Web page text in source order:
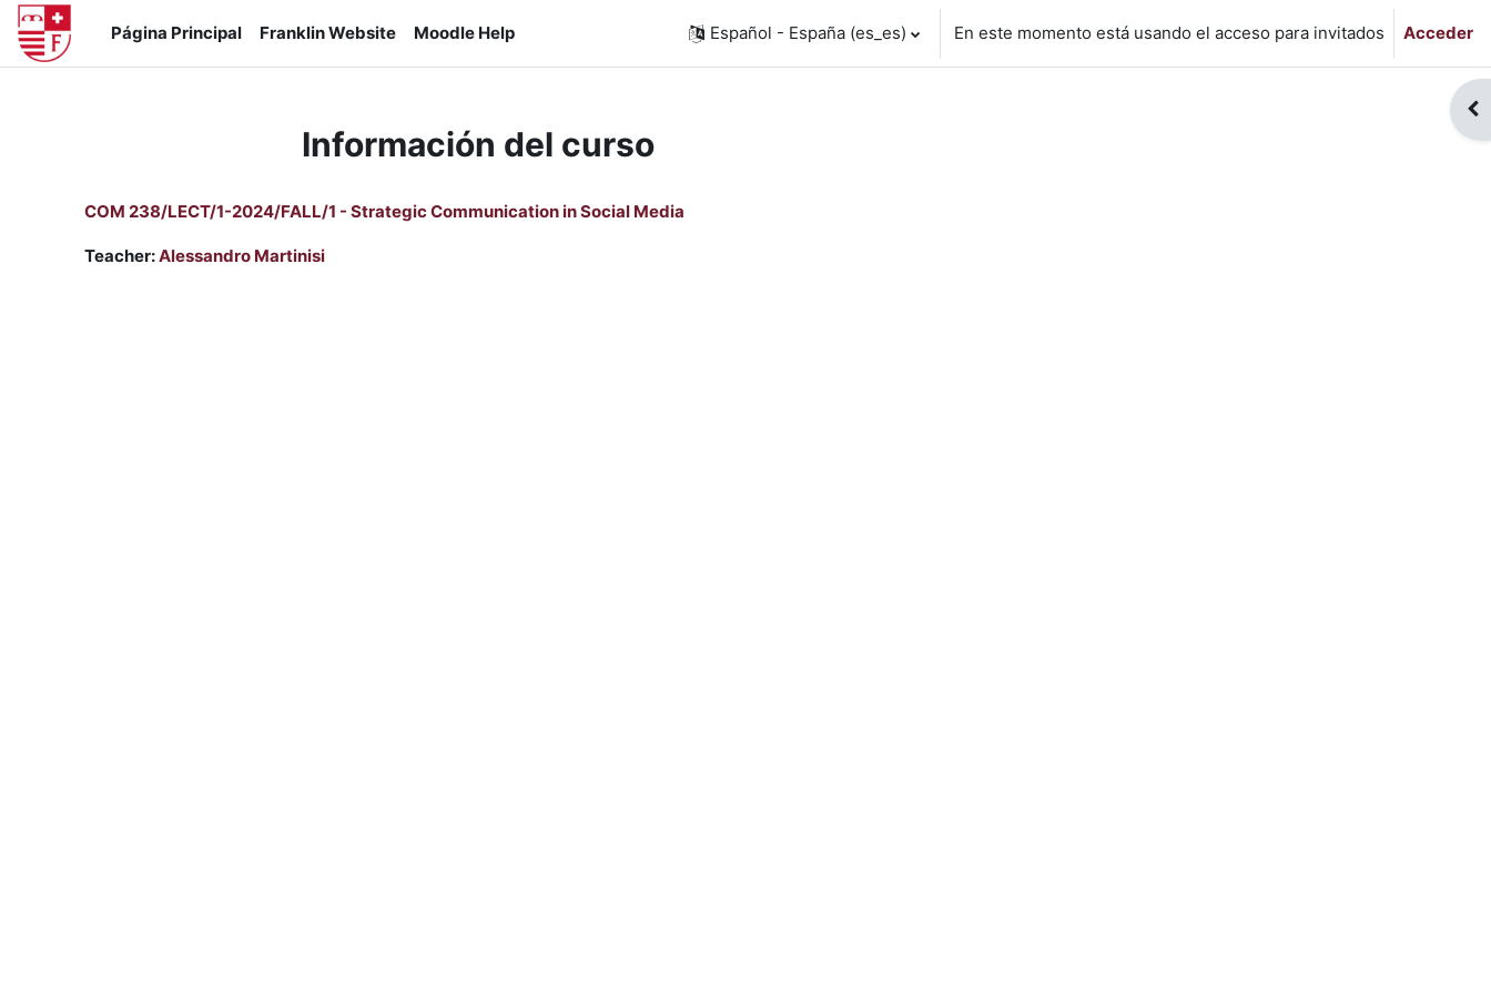
Salta al contenido principal
Página Principal
Franklin Website Moodle Help Español - España ‎(es_es)‎ En este momento está usando el acceso para invitados Acceder
Información del curso
COM 238/LECT/1-2024/FALL/1 - Strategic Communication in Social Media
Teacher:Alessandro Martinisi